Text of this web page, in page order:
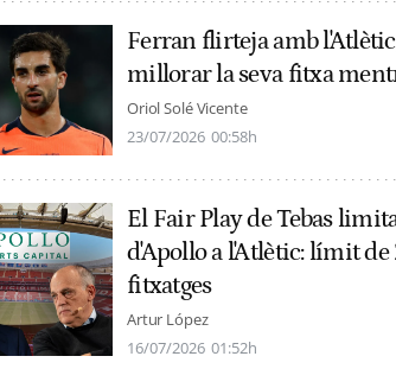
Ferran flirteja amb
millorar la seva fitxa
Oriol Solé Vicente
23/07/2026 00:58h
El Fair Play de Tebas
d'Apollo a l'Atlètic: límit
fitxatges
Artur López
16/07/2026 01:52h